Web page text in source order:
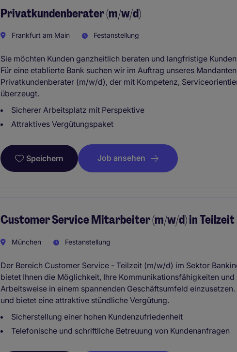
Privatkundenberater (m/w/d)
Frankfurt am Main Festanstellung
Sie möchten Kunden ganzheitlich beraten und langfristige
Für eine etablierte Bank suchen wir im Auftrag unseres
Privatkundenberater (m/w/d), der mit Kompetenz,
überzeugt.
Sicherer Arbeitsplatz mit Perspektive
Attraktives Vergütungspaket
Speichern Job ansehen
Customer Service Mitarbeiter (m/w/d) in Teilzeit
München Festanstellung
Der Bereich Customer Service - Teilzeit (m/w/d) im Sektor
bietet Ihnen die Möglichkeit, Ihre Kommunikationsfähigkeiten
Arbeitsweise in einem spannenden Geschäftsumfeld
und bietet eine attraktive stündliche Vergütung.
Sicherstellung einer hohen Kundenzufriedenheit
Telefonische und schriftliche Betreuung von Kundenanfragen